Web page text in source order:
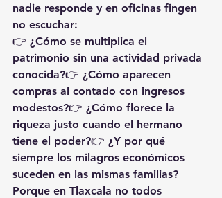
nadie responde y en oficinas fingen
no escuchar:
👉 ¿Cómo se multiplica el
patrimonio sin una actividad privada
conocida?👉 ¿Cómo aparecen
compras al contado con ingresos
modestos?👉 ¿Cómo florece la
riqueza justo cuando el hermano
tiene el poder?👉 ¿Y por qué
siempre los milagros económicos
suceden en las mismas familias?
Porque en Tlaxcala no todos